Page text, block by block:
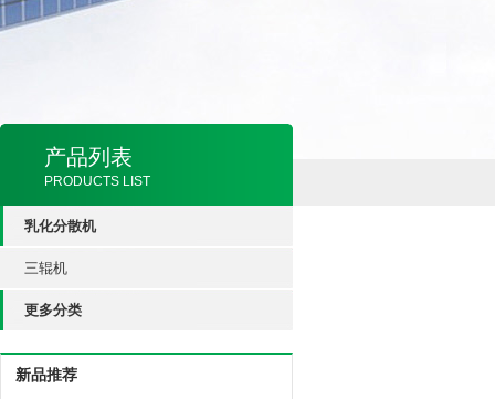
产品列表
PRODUCTS LIST
乳化分散机
三辊机
更多分类
新品推荐